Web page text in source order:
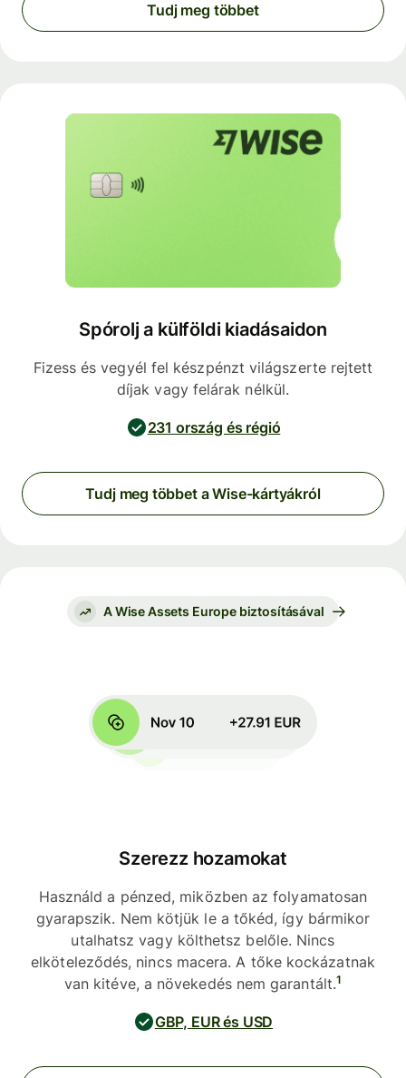
Tudj meg többet
Spórolj a külföldi kiadásaidon
Fizess és vegyél fel készpénzt világszerte rejtett
díjak vagy felárak nélkül.
231 ország és régió
Tudj meg többet a Wise-kártyákról
A Wise Assets Europe biztosításával
Szerezz hozamokat
Használd a pénzed, miközben az folyamatosan
gyarapszik. Nem kötjük le a tőkéd, így bármikor
utalhatsz vagy költhetsz belőle. Nincs
elköteleződés, nincs macera. A tőke kockázatnak
van kitéve, a növekedés nem garantált.1
GBP, EUR és USD